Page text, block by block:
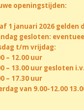
openingstijden:
1 januari 2026
gesloten:
t/m vrijdag:
– 12.00 uur
– 13.00 uur gesloten
– 17.30 uur
van 9.00-12.00